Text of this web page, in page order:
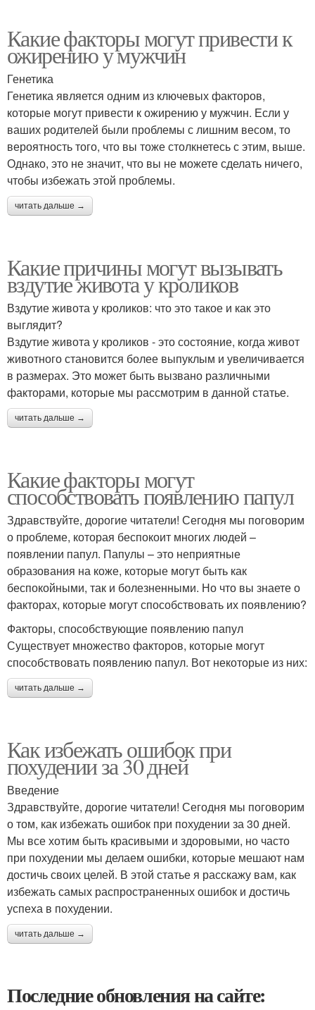
Какие факторы могут привести к
ожирению у мужчин
Генетика
Генетика является одним из ключевых факторов,
которые могут привести к ожирению у мужчин. Если у
ваших родителей были проблемы с лишним весом, то
вероятность того, что вы тоже столкнетесь с этим, выше.
Однако, это не значит, что вы не можете сделать ничего,
чтобы избежать этой проблемы.
читать дальше →
Какие причины могут вызывать
вздутие живота у кроликов
Вздутие живота у кроликов: что это такое и как это
выглядит?
Вздутие живота у кроликов - это состояние, когда живот
животного становится более выпуклым и увеличивается
в размерах. Это может быть вызвано различными
факторами, которые мы рассмотрим в данной статье.
читать дальше →
Какие факторы могут
способствовать появлению папул
Здравствуйте, дорогие читатели! Сегодня мы поговорим
о проблеме, которая беспокоит многих людей –
появлении папул. Папулы – это неприятные
образования на коже, которые могут быть как
беспокойными, так и болезненными. Но что вы знаете о
факторах, которые могут способствовать их появлению?
Факторы, способствующие появлению папул
Существует множество факторов, которые могут
способствовать появлению папул. Вот некоторые из них:
читать дальше →
Как избежать ошибок при
похудении за 30 дней
Введение
Здравствуйте, дорогие читатели! Сегодня мы поговорим
о том, как избежать ошибок при похудении за 30 дней.
Мы все хотим быть красивыми и здоровыми, но часто
при похудении мы делаем ошибки, которые мешают нам
достичь своих целей. В этой статье я расскажу вам, как
избежать самых распространенных ошибок и достичь
успеха в похудении.
читать дальше →
Последние обновления на сайте: